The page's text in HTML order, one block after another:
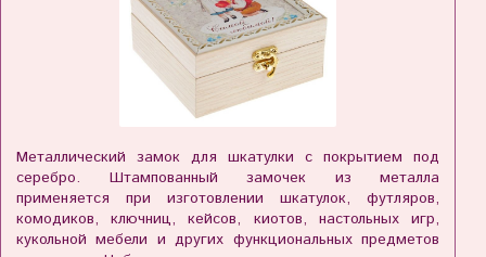
Металлический замок для шкатулки с покрытием под
серебро. Штампованный замочек из металла
применяется при изготовлении шкатулок, футляров,
комодиков, ключниц, кейсов, киотов, настольных игр,
кукольной мебели и других функциональных предметов